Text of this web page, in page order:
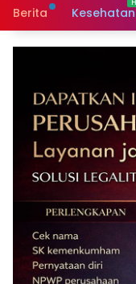
Berita Kesehatan